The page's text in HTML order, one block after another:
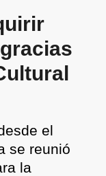
el
se reunió
la